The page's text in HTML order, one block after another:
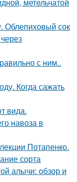
метельчатой
Облепиховый сок
с ним..
Когда сажать
вида.
навоза в
Потапенко.
сорта
алычи: обзор и